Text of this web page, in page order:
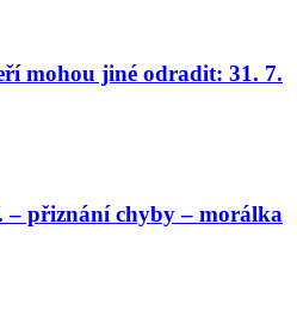
mohou jiné odradit: 31. 7.
přiznání chyby – morálka